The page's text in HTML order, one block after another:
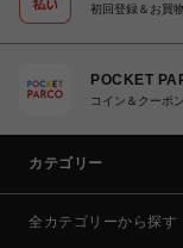
初回登録＆お買
POCKET
コイン＆クーポ
カテゴリー
全カテゴリーから探す